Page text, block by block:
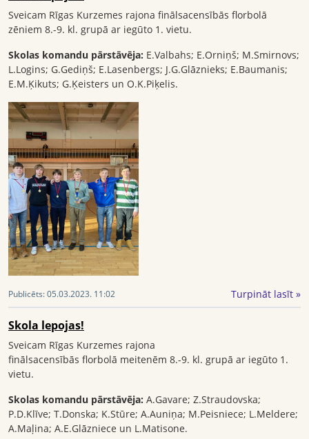
Sveicam Rīgas Kurzemes rajona finālsacensībās florbolā
zēniem 8.-9. kl. grupā ar iegūto 1. vietu.
Skolas komandu pārstāvēja: E.Valbahs; E.Orniņš; M.Smirnovs;
L.Logins; G.Gediņš; E.Lasenbergs; J.G.Glāznieks; E.Baumanis;
E.M.Ķikuts; G.Ķeisters un O.K.Piķelis.
Publicēts:05.03.2023. 11:02 Turpināt lasīt »
Skola lepojas!
Sveicam Rīgas Kurzemes rajona
finālsacensībās florbolā meitenēm 8.-9. kl. grupā ar iegūto 1.
vietu.
Skolas komandu pārstāvēja: A.Gavare; Z.Straudovska;
P.D.Klīve; T.Donska; K.Stūre; A.Auniņa; M.Peisniece; L.Meldere;
A.Maļina; A.E.Glāzniece un L.Matisone.